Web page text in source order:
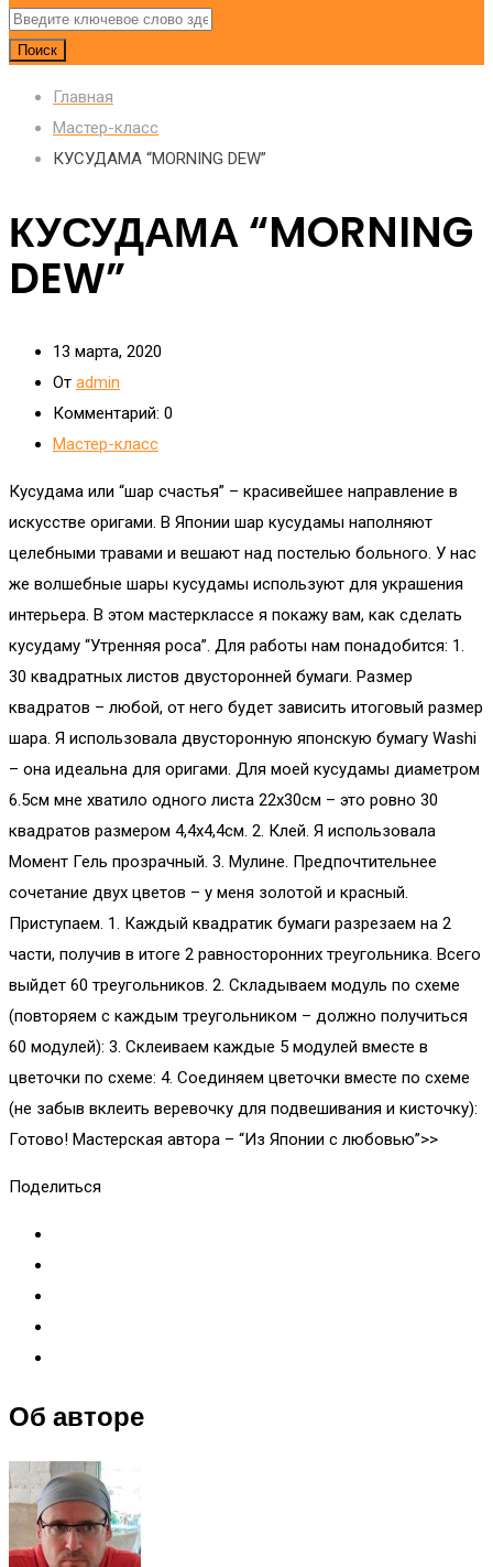
Поиск
Главная
Мастер-класс
КУСУДАМА “MORNING DEW”
КУСУДАМА “MORNING
DEW”
13 марта, 2020
От admin
Комментарий: 0
Мастер-класс
Кусудама или “шар счастья” – красивейшее направление в
искусстве оригами. В Японии шар кусудамы наполняют
целебными травами и вешают над постелью больного. У нас
же волшебные шары кусудамы используют для украшения
интерьера. В этом мастерклассе я покажу вам, как сделать
кусудаму “Утренняя роса”. Для работы нам понадобится: 1.
30 квадратных листов двусторонней бумаги. Размер
квадратов – любой, от него будет зависить итоговый размер
шара. Я использовала двусторонную японскую бумагу Washi
– она идеальна для оригами. Для моей кусудамы диаметром
6.5см мне хватило одного листа 22х30см – это ровно 30
квадратов размером 4,4х4,4см. 2. Клей. Я использовала
Момент Гель прозрачный. 3. Мулине. Предпочтительнее
сочетание двух цветов – у меня золотой и красный.
Приступаем. 1. Каждый квадратик бумаги разрезаем на 2
части, получив в итоге 2 равносторонних треугольника. Всего
выйдет 60 треугольников. 2. Складываем модуль по схеме
(повторяем с каждым треугольником – должно получиться
60 модулей): 3. Склеиваем каждые 5 модулей вместе в
цветочки по схеме: 4. Соединяем цветочки вместе по схеме
(не забыв вклеить веревочку для подвешивания и кисточку):
Готово! Мастерская автора – “Из Японии с любовью”>>
Поделиться
Об авторе